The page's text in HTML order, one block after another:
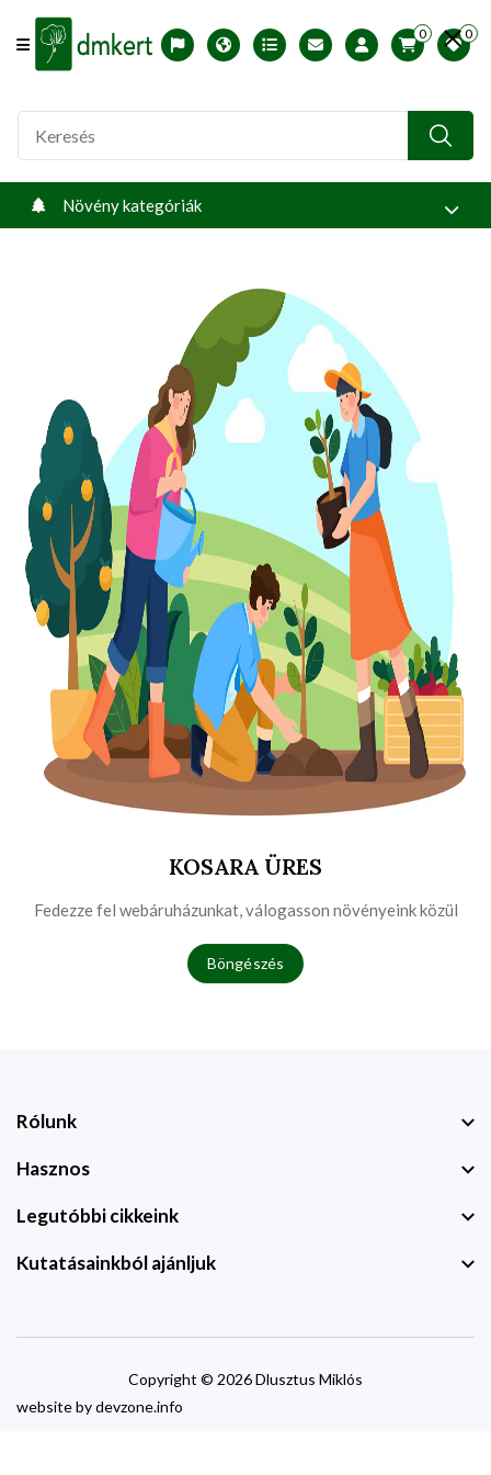
Offcanvas Menu Open
English version
Télállósági zónák
Nyomtatható ABC árjegyzék
Profilom
0 0
Növény kategóriák
KOSARA ÜRES
Fedezze fel webáruházunkat, válogasson növényeink közül
Böngészés
Rólunk
Hasznos
Legutóbbi cikkeink
Kutatásainkból ajánljuk
Copyright © 2026 Dlusztus Miklós
website bydevzone.info